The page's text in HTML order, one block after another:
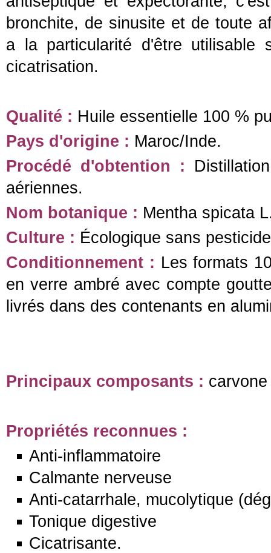
bronchite, de sinusite et de toute
a la particularité d'être
cicatrisation.
Qualité : Huile essentielle 100 %
Pays d'origine : Maroc/Inde.
Procédé d'obtention :
aériennes.
Nom botanique : Mentha spicata
Culture : Écologique sans
Conditionnement : Les formats
en verre ambré avec compte
livrés dans des contenants en
Principaux composants :
Propriétés reconnues :
Anti-inflammatoire
Calmante nerveuse
Anti-catarrhale, mucolytique
Tonique digestive
Cicatrisante.